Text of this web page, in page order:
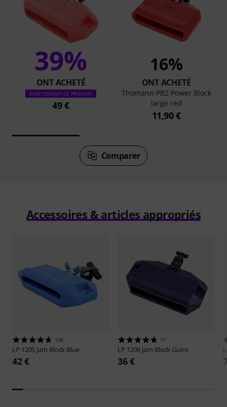
39%
ONT ACHETÉ
EXACTEMENT CE PRODUIT
49 €
16%
ONT ACHETÉ
Thomann PB2 Power Block
large red
11,90 €
Comparer
Accessoires & articles appropriés
188
LP 1205 Jam Block Blue
42 €
71
LP 1209 Jam Block Guiro
36 €